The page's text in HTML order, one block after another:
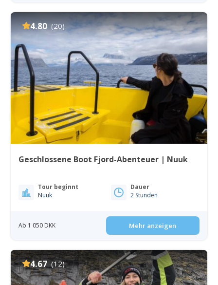
4.80 (20)
Geschlossene Boot Fjord-Abenteuer | Nuuk
Tour beginnt
Nuuk
Dauer
2 Stunden
Ab 1 050 DKK Mehr anzeigen
4.67 (12)